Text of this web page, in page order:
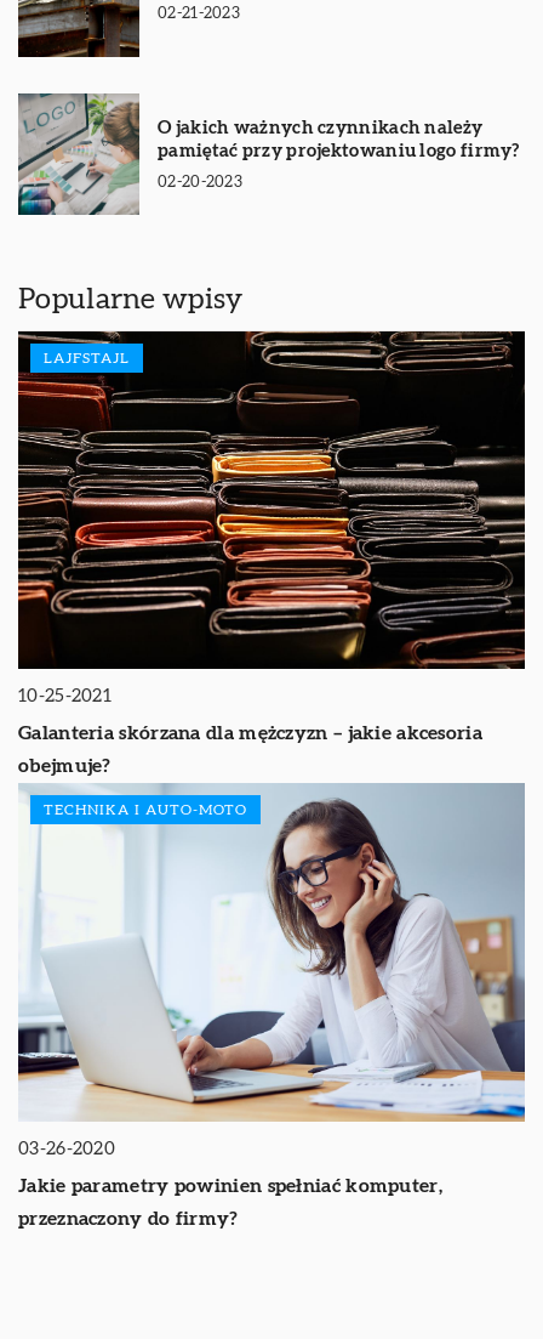
02-21-2023
O jakich ważnych czynnikach należy
pamiętać przy projektowaniu logo firmy?
02-20-2023
Popularne wpisy
LAJFSTAJL
10-25-2021
Galanteria skórzana dla mężczyzn – jakie akcesoria
obejmuje?
TECHNIKA I AUTO-MOTO
03-26-2020
Jakie parametry powinien spełniać komputer,
przeznaczony do firmy?